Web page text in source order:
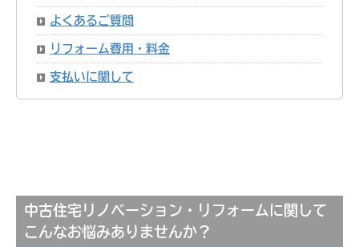
よくあるご質問
リフォーム費用・料金
支払いに関して
中古住宅リノベーション・リフォームに関して
こんなお悩みありませんか？